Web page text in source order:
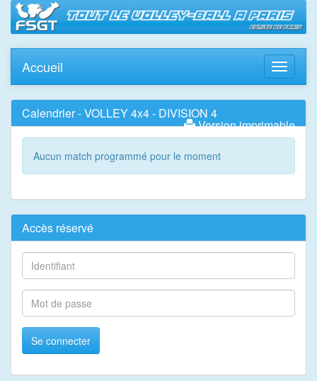
Toggle
Accueil
Calendrier - VOLLEY 4x4 - DIVISION 4
Version imprimable
Aucun match programmé pour le moment
Accès réservé
Se connecter